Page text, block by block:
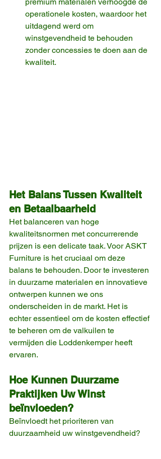
operationele kosten, waardoor het
uitdagend werd om
winstgevendheid te behouden
zonder concessies te doen aan de
kwaliteit.
Het Balans Tussen Kwaliteit
en Betaalbaarheid
Het balanceren van hoge
kwaliteitsnormen met concurrerende
prijzen is een delicate taak. Voor ASKT
Furniture is het cruciaal om deze
balans te behouden. Door te investeren
in duurzame materialen en innovatieve
ontwerpen kunnen we ons
onderscheiden in de markt. Het is
echter essentieel om de kosten effectief
te beheren om de valkuilen te
vermijden die Loddenkemper heeft
ervaren.
Hoe Kunnen Duurzame
Praktijken Uw Winst
beïnvloeden?
Beïnvloedt het prioriteren van
duurzaamheid uw winstgevendheid?